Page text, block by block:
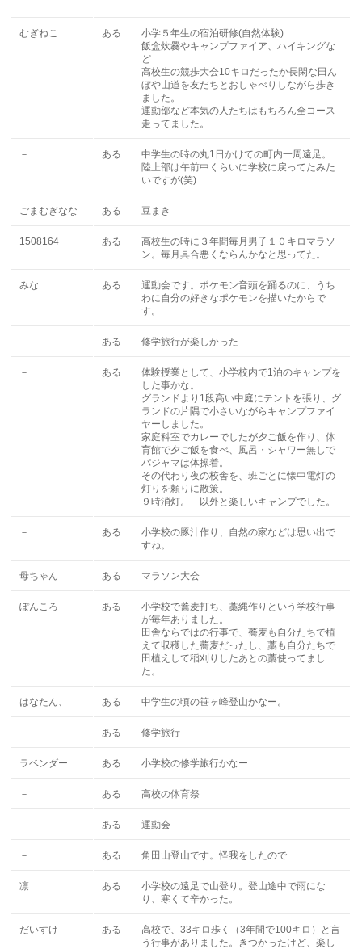
むぎねこ ある
小学５年生の宿泊研修(自然体験)
飯盒炊爨やキャンプファイア、ハイキングな
ど
高校生の競歩大会10キロだったか長閑な田ん
ぼや山道を友だちとおしゃべりしながら歩き
ました。
運動部など本気の人たちはもちろん全コース
走ってました。
－ ある
中学生の時の丸1日かけての町内一周遠足。
陸上部は午前中くらいに学校に戻ってたみた
いですが(笑)
ごまむぎなな ある 豆まき
1508164 ある
高校生の時に３年間毎月男子１０キロマラソ
ン。毎月具合悪くならんかなと思ってた。
みな ある
運動会です。ポケモン音頭を踊るのに、うち
わに自分の好きなポケモンを描いたからで
す。
－ ある 修学旅行が楽しかった
－ ある
体験授業として、小学校内で1泊のキャンプを
した事かな。
グランドより1段高い中庭にテントを張り、グ
ランドの片隅で小さいながらキャンプファイ
ヤーしました。
家庭科室でカレーでしたが夕ご飯を作り、体
育館で夕ご飯を食べ、風呂・シャワー無しで
パジャマは体操着。
その代わり夜の校舎を、班ごとに懐中電灯の
灯りを頼りに散策。
９時消灯。 以外と楽しいキャンプでした。
－ ある
小学校の豚汁作り、自然の家などは思い出で
すね。
母ちゃん ある マラソン大会
ぽんころ ある
小学校で蕎麦打ち、藁縄作りという学校行事
が毎年ありました。
田舎ならではの行事で、蕎麦も自分たちで植
えて収穫した蕎麦だったし、藁も自分たちで
田植えして稲刈りしたあとの藁使ってまし
た。
はなたん、 ある 中学生の頃の笹ヶ峰登山かなー。
－ ある 修学旅行
ラベンダー ある 小学校の修学旅行かなー
－ ある 高校の体育祭
－ ある 運動会
－ ある 角田山登山です。怪我をしたので
凛 ある
小学校の遠足で山登り。登山途中で雨にな
り、寒くて辛かった。
だいすけ ある
高校で、33キロ歩く（3年間で100キロ）と言
う行事がありました。きつかったけど、楽し